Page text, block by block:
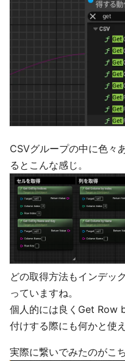
CSVグループの中に色々
るとこんな感じ。
どの取得方法もインデッ
っていますね。
個人的には良くGet Row
付けする際にも何かと使
実際に繋いでみたのがこ